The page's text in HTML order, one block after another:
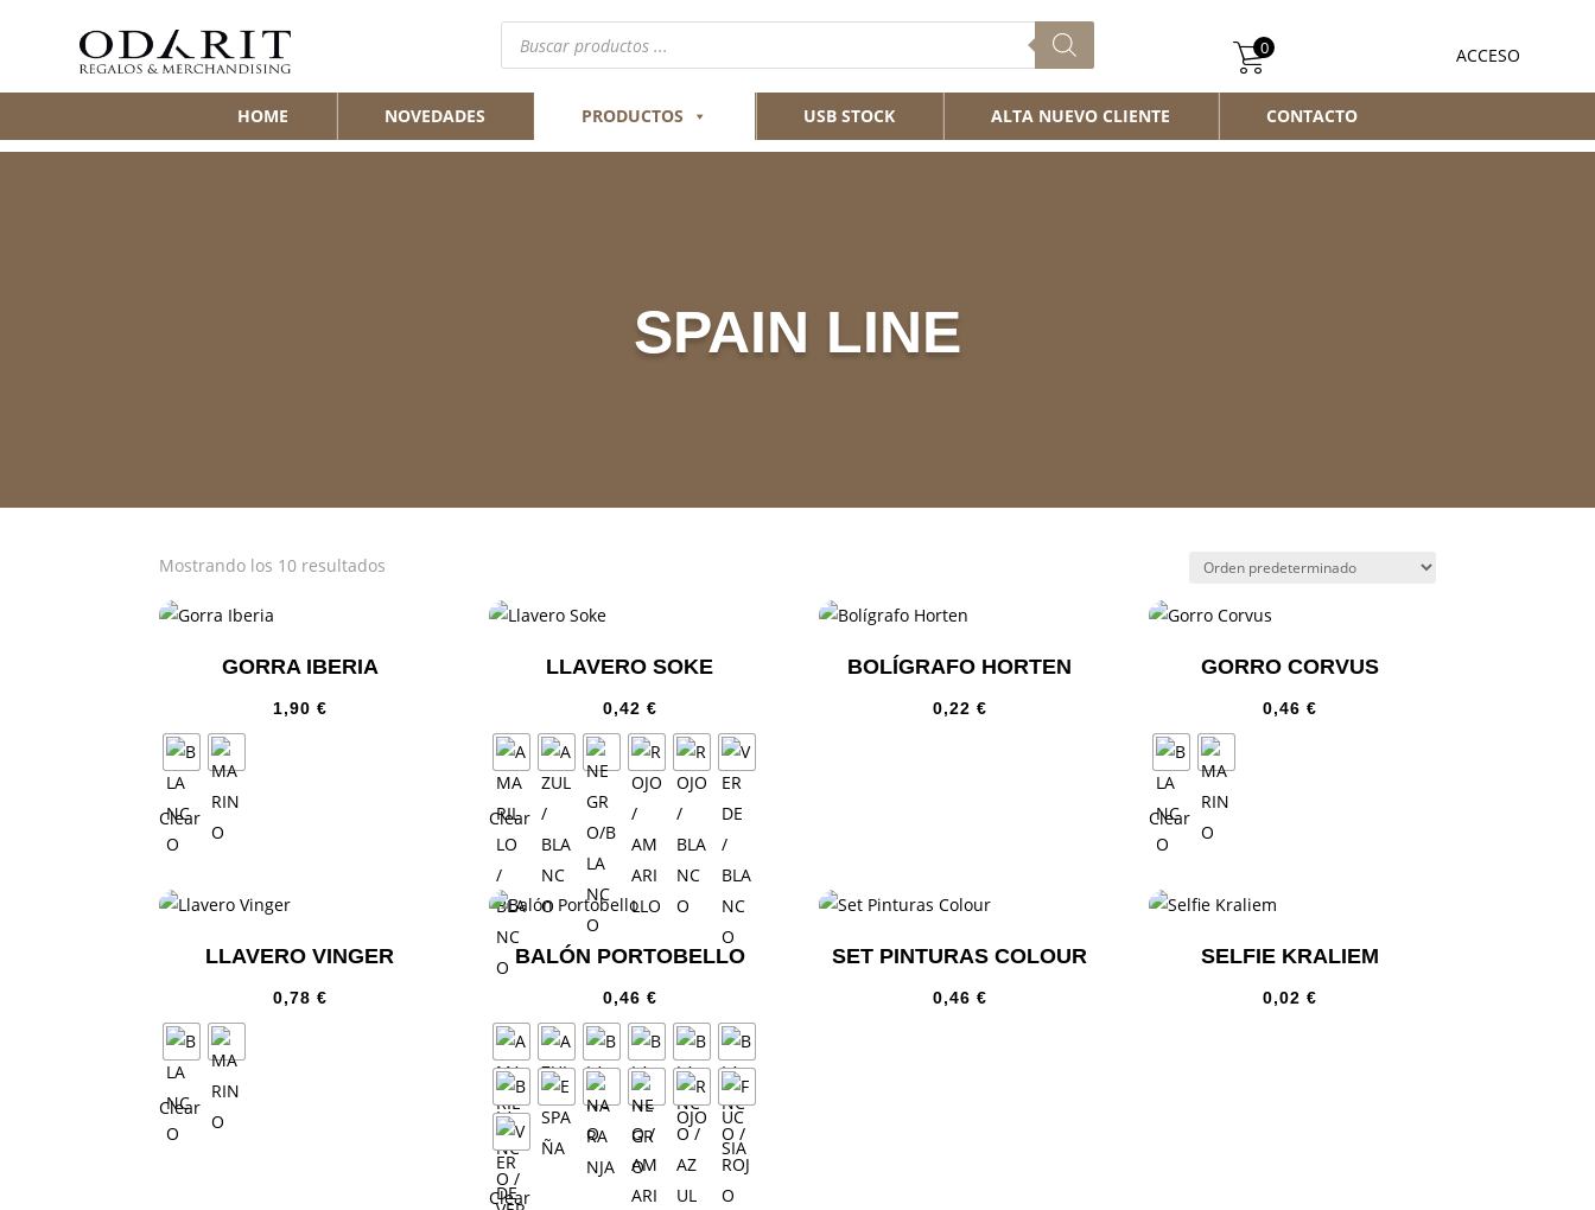
Búsqueda
productos ACCESO
0
HOME NOVEDADES PRODUCTOS USB STOCK ALTA NUEVO CLIENTE CONTACTO
SPAIN LINE
Mostrando los 10 resultados
GORRA IBERIA
1,90 €
Clear
LLAVERO SOKE
0,42 €
Clear
BOLÍGRAFO HORTEN
0,22 €
GORRO CORVUS
0,46 €
Clear
LLAVERO VINGER
0,78 €
Clear
BALÓN PORTOBELLO
0,46 €
Clear
SET PINTURAS COLOUR
0,46 €
SELFIE KRALIEM
0,02 €